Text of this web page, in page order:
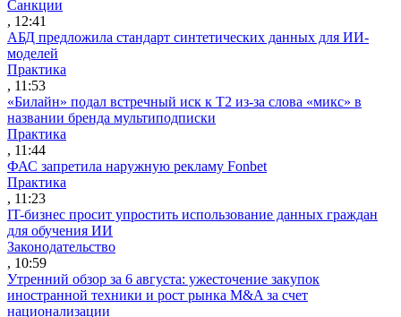
Санкции
, 12:41
АБД предложила стандарт синтетических данных для ИИ-
моделей
Практика
, 11:53
«Билайн» подал встречный иск к Т2 из-за слова «микс» в
названии бренда мультиподписки
Практика
, 11:44
ФАС запретила наружную рекламу Fonbet
Практика
, 11:23
IT-бизнес просит упростить использование данных граждан
для обучения ИИ
Законодательство
, 10:59
Утренний обзор за 6 августа: ужесточение закупок
иностранной техники и рост рынка M&A за счет
национализации